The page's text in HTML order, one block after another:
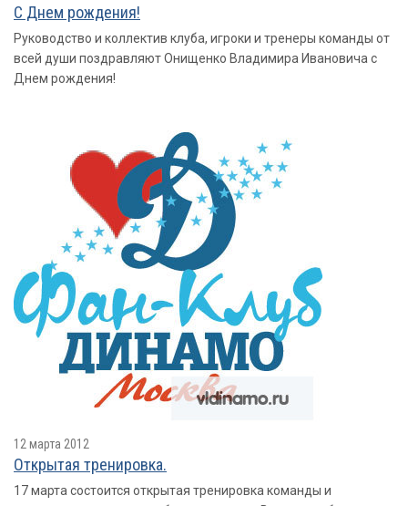
С Днем рождения!
Руководство и коллектив клуба, игроки и тренеры команды от
всей души поздравляют Онищенко Владимира Ивановича с
Днем рождения!
12 марта 2012
Открытая тренировка.
17 марта состоится открытая тренировка команды и